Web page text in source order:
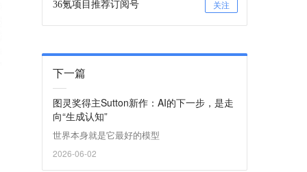
36氪项目推荐订阅号 关注
下一篇
图灵奖得主Sutton新作：AI的下一步，是走
向“生成认知”
世界本身就是它最好的模型
2026-06-02